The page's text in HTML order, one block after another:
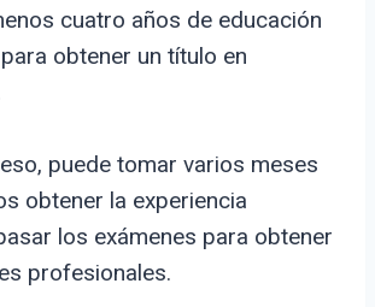
cuatro años de educación
obtener un título en
puede tomar varios meses
obtener la experiencia
los exámenes para obtener
profesionales.